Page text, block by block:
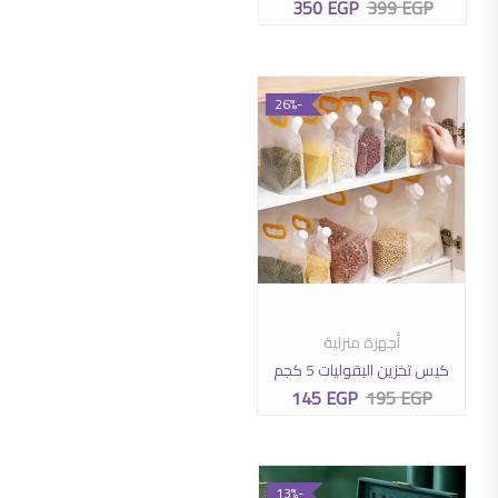
399EGP السعر الأصلي هو: 399 EGP.
350EGP
-26%
إضافة إلى السلة
أجهزة منزلية
كيس تخزين البقوليات 5 كجم
195EGP السعر الأصلي هو: 195 EGP.
145EGP